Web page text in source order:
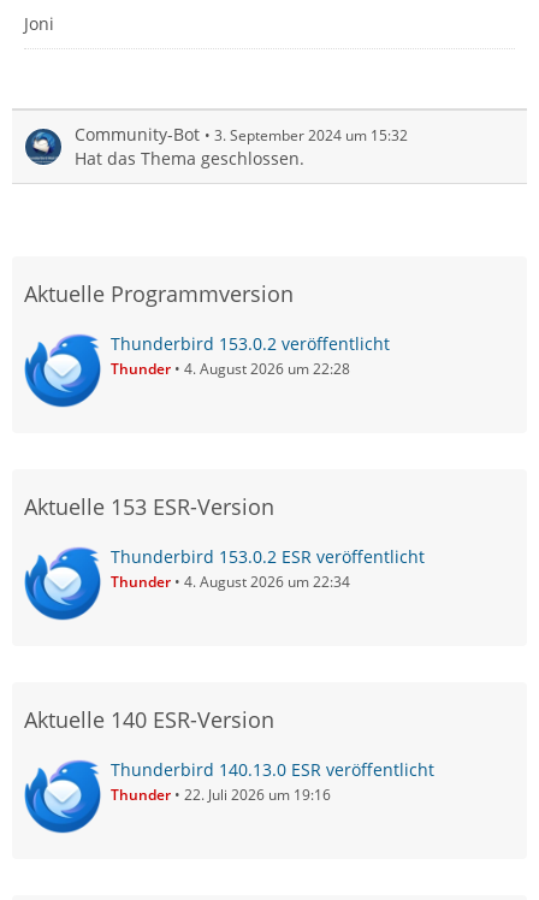
Joni
Community-Bot 3. September 2024 um 15:32
Hat das Thema geschlossen.
Aktuelle Programmversion
Thunderbird 153.0.2 veröffentlicht
Thunder 4. August 2026 um 22:28
Aktuelle 153 ESR-Version
Thunderbird 153.0.2 ESR veröffentlicht
Thunder 4. August 2026 um 22:34
Aktuelle 140 ESR-Version
Thunderbird 140.13.0 ESR veröffentlicht
Thunder 22. Juli 2026 um 19:16